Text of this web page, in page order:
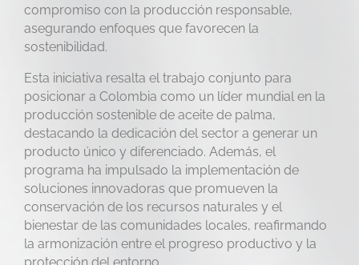
compromiso con la producción responsable,
asegurando enfoques que favorecen la
sostenibilidad.
Esta iniciativa resalta el trabajo conjunto para
posicionar a Colombia como un líder mundial en la
producción sostenible de aceite de palma,
destacando la dedicación del sector a generar un
producto único y diferenciado. Además, el
programa ha impulsado la implementación de
soluciones innovadoras que promueven la
conservación de los recursos naturales y el
bienestar de las comunidades locales, reafirmando
la armonización entre el progreso productivo y la